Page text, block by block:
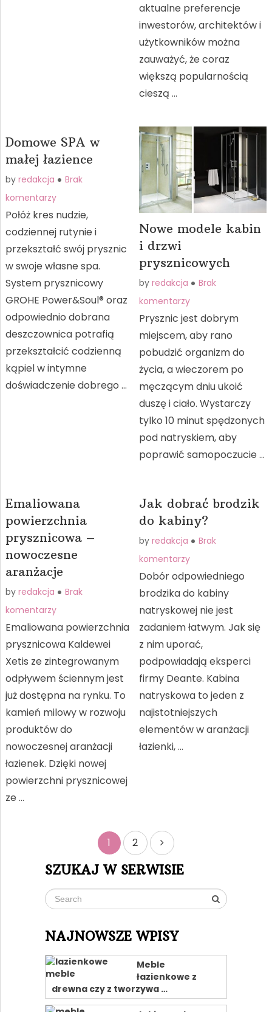
aktualne preferencje
inwestorów, architektów i
użytkowników można
zauważyć, że coraz
większą popularnością
cieszą …
Domowe SPA w
małej łazience
by redakcja
Brak
komentarzy
Połóż kres nudzie,
codziennej rutynie i
przekształć swój prysznic
w swoje własne spa.
System prysznicowy
GROHE Power&Soul® oraz
odpowiednio dobrana
deszczownica potrafią
przekształcić codzienną
kąpiel w intymne
doświadczenie dobrego …
Nowe modele kabin
i drzwi
prysznicowych
byredakcja
Brak
komentarzy
Prysznic jest dobrym
miejscem, aby rano
pobudzić organizm do
życia, a wieczorem po
męczącym dniu ukoić
duszę i ciało. Wystarczy
tylko 10 minut spędzonych
pod natryskiem, aby
poprawić samopoczucie …
Emaliowana
powierzchnia
prysznicowa –
nowoczesne
aranżacje
by redakcja
Brak
komentarzy
Emaliowana powierzchnia
prysznicowa Kaldewei
Xetis ze zintegrowanym
odpływem ściennym jest
już dostępna na rynku. To
kamień milowy w rozwoju
produktów do
nowoczesnej aranżacji
łazienek. Dzięki nowej
powierzchni prysznicowej
ze …
Jak dobrać brodzik
do kabiny?
byredakcja
Brak
komentarzy
Dobór odpowiedniego
brodzika do kabiny
natryskowej nie jest
zadaniem łatwym. Jak się
z nim uporać,
podpowiadają eksperci
firmy Deante. Kabina
natryskowa to jeden z
najistotniejszych
elementów w aranżacji
łazienki, …
wpisach
1 2
SZUKAJ W SERWISIE
NAJNOWSZE WPISY
Meble
łazienkowe z
drewna czy z tworzywa …